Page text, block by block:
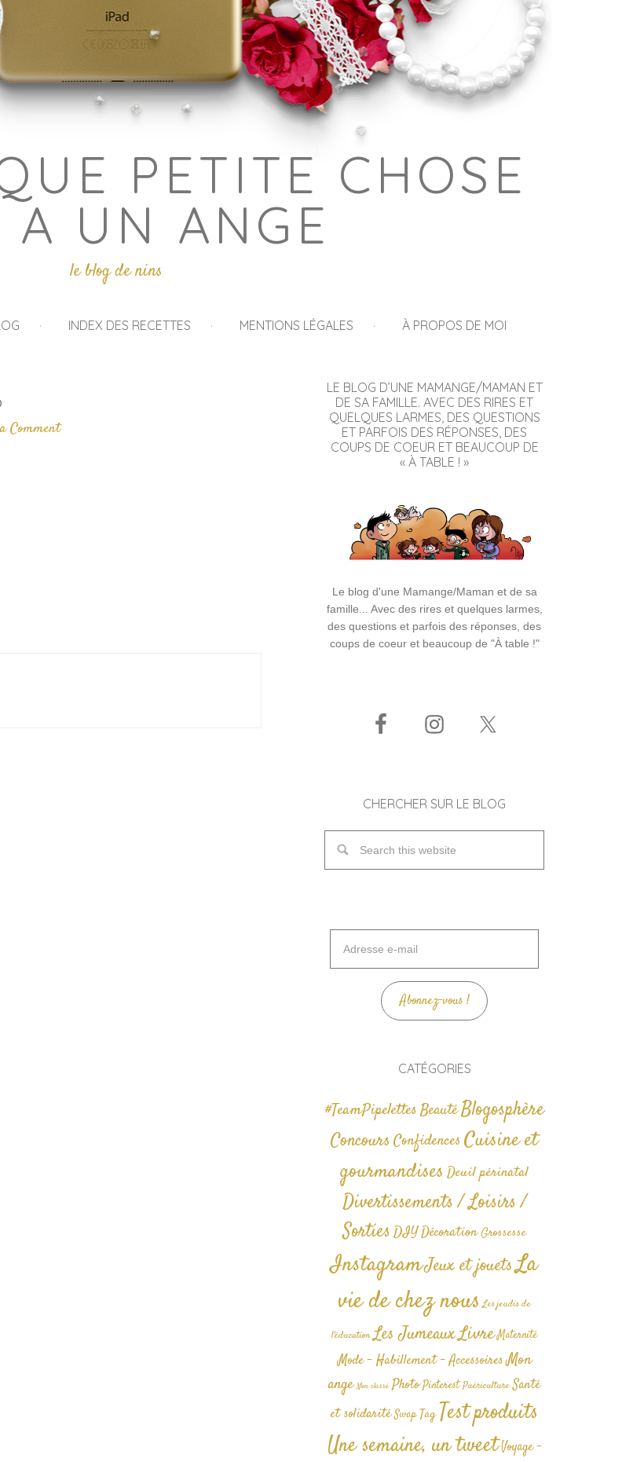
PETITE CHOSE
A UN ANGE
le blog de nins
INDEX DES RECETTES MENTIONS LÉGALES À PROPOS DE MOI
Comment
LE BLOG D’UNE MAMANGE/MAMAN ET
DE SA FAMILLE. AVEC DES RIRES ET
QUELQUES LARMES, DES QUESTIONS
ET PARFOIS DES RÉPONSES, DES
COUPS DE COEUR ET BEAUCOUP DE
« À TABLE ! »
Le blog d'une Mamange/Maman et de sa
famille... Avec des rires et quelques larmes,
des questions et parfois des réponses, des
coups de coeur et beaucoup de "À table !"
CHERCHER SUR LE BLOG
mail
Abonnez-vous !
CATÉGORIES
#TeamPipelettesBeautéBlogosphère
ConcoursConfidences Cuisine et
gourmandises Deuil périnatal
Divertissements / Loisirs /
SortiesDIYDécoration Grossesse
InstagramJeux et jouetsLa
vie de chez nous Les jeudis de
l'éducation Les JumeauxLivre Maternité
Mode - Habillement - AccessoiresMon
ange Non classé Photo Pinterest Puériculture Santé
et solidarité Swap TagTest produits
Une semaine, un tweetVoyage -